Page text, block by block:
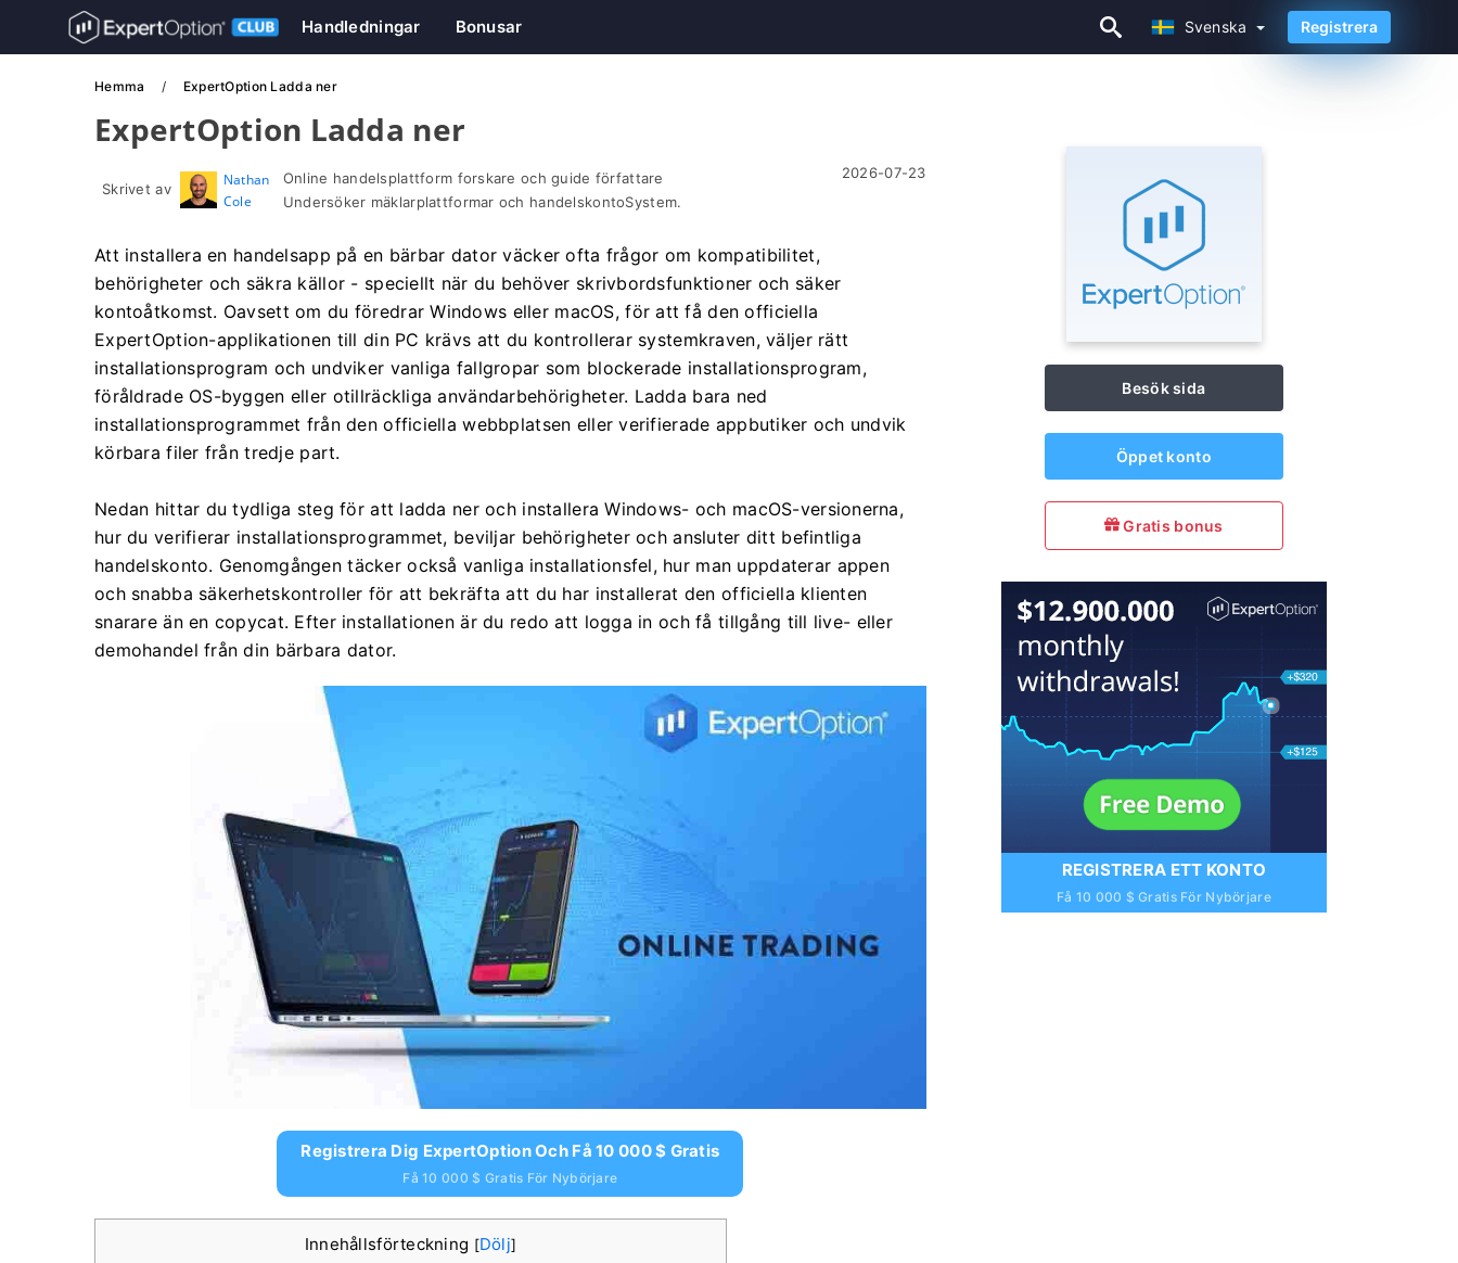
Svenska
Handledningar Bonusar Svenska Registrera
Hemma ExpertOption Ladda ner
ExpertOption Ladda ner
Skrivet av
Nathan
Cole
Online handelsplattform forskare och guide författare
Undersöker mäklarplattformar och handelskontoSystem.
2026-07-23
Att installera en handelsapp på en bärbar dator väcker ofta frågor om kompatibilitet,
behörigheter och säkra källor - speciellt när du behöver skrivbordsfunktioner och säker
kontoåtkomst. Oavsett om du föredrar Windows eller macOS, för att få den officiella
ExpertOption-applikationen till din PC krävs att du kontrollerar systemkraven, väljer rätt
installationsprogram och undviker vanliga fallgropar som blockerade installationsprogram,
föråldrade OS-byggen eller otillräckliga användarbehörigheter. Ladda bara ned
installationsprogrammet från den officiella webbplatsen eller verifierade appbutiker och undvik
körbara filer från tredje part.
Nedan hittar du tydliga steg för att ladda ner och installera Windows- och macOS-versionerna,
hur du verifierar installationsprogrammet, beviljar behörigheter och ansluter ditt befintliga
handelskonto. Genomgången täcker också vanliga installationsfel, hur man uppdaterar appen
och snabba säkerhetskontroller för att bekräfta att du har installerat den officiella klienten
snarare än en copycat. Efter installationen är du redo att logga in och få tillgång till live- eller
demohandel från din bärbara dator.
Registrera Dig ExpertOption Och Få 10 000 $ Gratis
Få 10 000 $ Gratis För Nybörjare
Innehållsförteckning [Dölj]
Besök sida
Öppet konto
Gratis bonus
REGISTRERA ETT KONTO
Få 10 000 $ Gratis För Nybörjare